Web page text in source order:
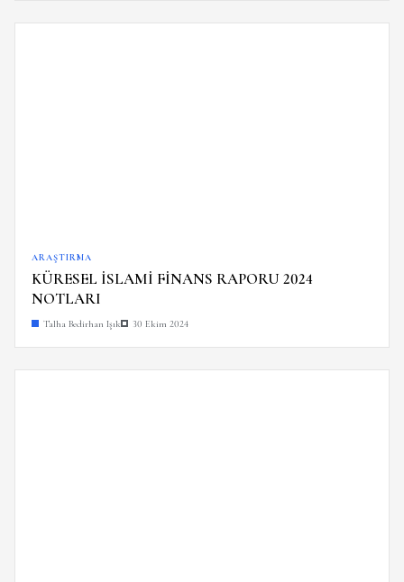
ARAŞTIRMA
KÜRESEL İSLAMİ FİNANS RAPORU 2024
NOTLARI
Talha Bedirhan Işık 30 Ekim 2024